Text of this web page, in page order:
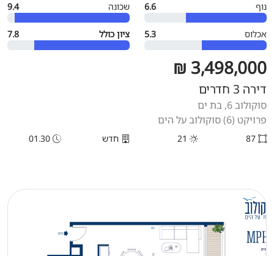
נוף 6.6 שכונה 9.4
אכלוס 5.3 ציון כולל 7.8
3,498,000 ₪
דירה 3 חדרים
סוקולוב 6, בת ים
פרויקט (6) סוקולוב על הים
חדש